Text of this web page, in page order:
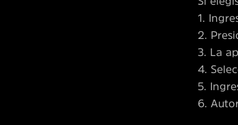
1.
2.
3. La
4.
5.
6.